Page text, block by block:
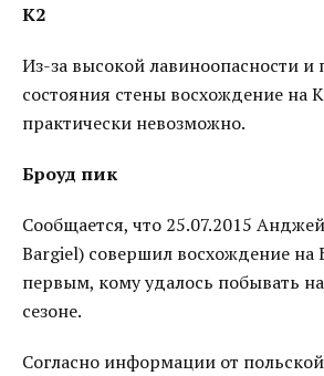
К2
Из-за высокой лавиноопасности и
состояния стены восхождение на
практически невозможно.
Броуд пик
Сообщается, что 25.07.2015
Bargiel) совершил восхождение на
первым, кому удалось побывать
сезоне.
Согласно информации от